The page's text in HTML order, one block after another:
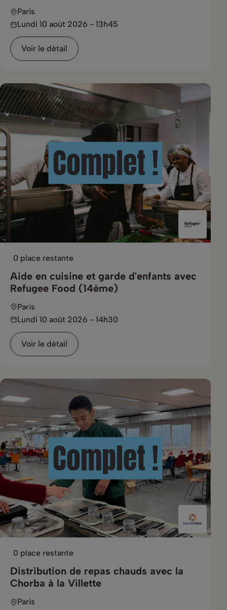
Paris
Lundi 10 août 2026 - 13h45
Voir le détail
Complet !
0 place restante
Aide en cuisine et garde d'enfants avec
Refugee Food (14ème)
Paris
Lundi 10 août 2026 - 14h30
Voir le détail
Complet !
0 place restante
Distribution de repas chauds avec la
Chorba à la Villette
Paris